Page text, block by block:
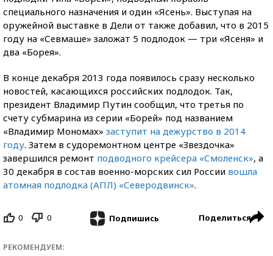
специального назначения и один «Ясень». Выступая на
оружейной выставке в Дели от также добавил, что в 2015
году на «Севмаше» заложат 5 подлодок — три «Ясеня» и
два «Борея».
В конце декабря 2013 года появилось сразу несколько
новостей, касающихся российских подлодок. Так,
президент Владимир Путин сообщил, что третья по
счету субмарина из серии «Борей» под названием
«Владимир Мономах» заступит на дежурство в 2014
году. Затем в судоремонтном центре «Звездочка»
завершился ремонт подводного крейсера «Смоленск», а
30 декабря в состав военно-морских сил России вошла
атомная подлодка (АПЛ) «Северодвинск».
0 0 Подпишись Поделиться
РЕКОМЕНДУЕМ: